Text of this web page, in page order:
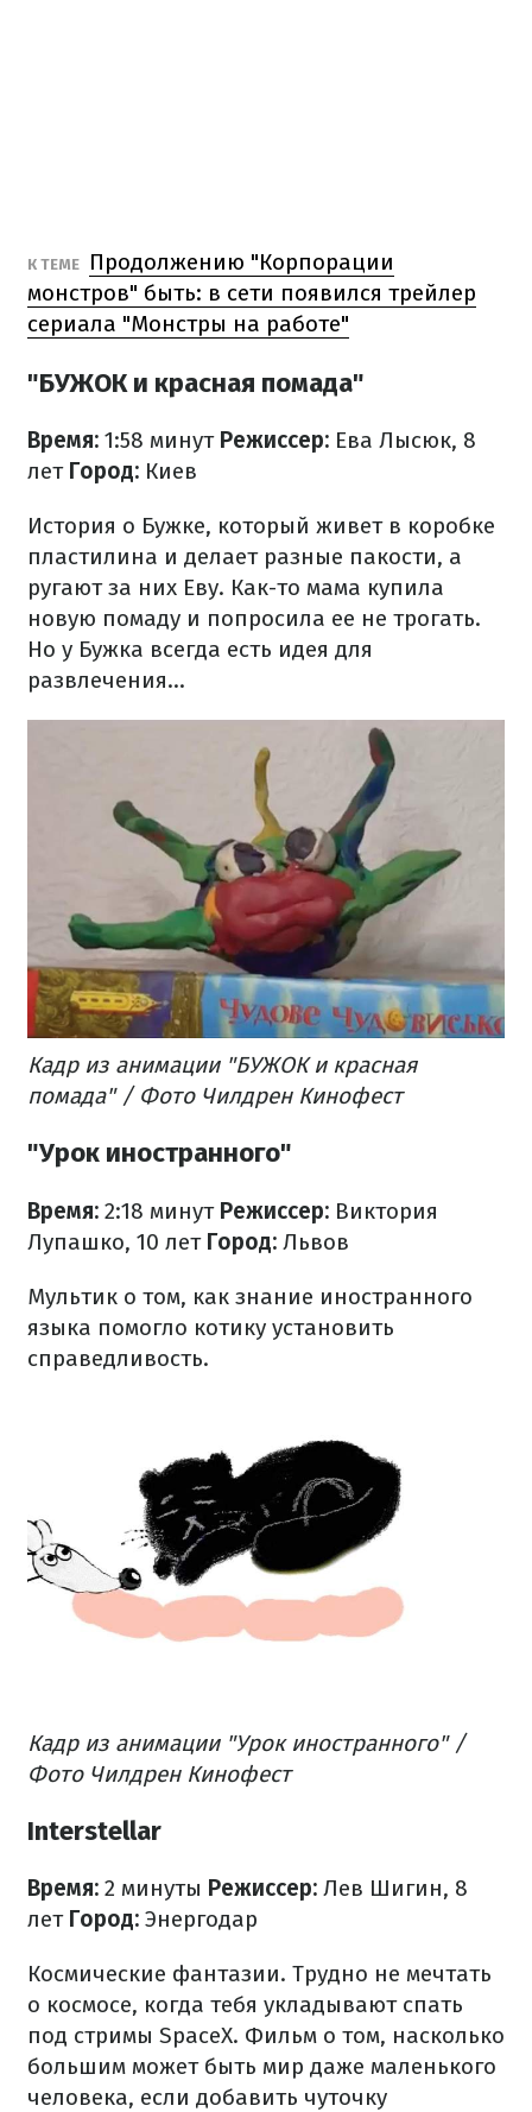
К ТЕМЕ
Продолжению "Корпорации
монстров" быть: в сети появился трейлер
сериала "Монстры на работе"
"БУЖОК и красная помада"
Время: 1:58 минут Режиссер: Ева Лысюк, 8
лет Город: Киев
История о Бужке, который живет в коробке
пластилина и делает разные пакости, а
ругают за них Еву. Как-то мама купила
новую помаду и попросила ее не трогать.
Но у Бужка всегда есть идея для
развлечения…
Кадр из анимации "БУЖОК и красная
помада" / Фото Чилдрен Кинофест
"Урок иностранного"
Время: 2:18 минут Режиссер: Виктория
Лупашко, 10 лет Город: Львов
Мультик о том, как знание иностранного
языка помогло котику установить
справедливость.
Кадр из анимации "Урок иностранного" /
Фото Чилдрен Кинофест
Interstellar
Время: 2 минуты Режиссер: Лев Шигин, 8
лет Город: Энергодар
Космические фантазии. Трудно не мечтать
о космосе, когда тебя укладывают спать
под стримы SpaceX. Фильм о том, насколько
большим может быть мир даже маленького
человека, если добавить чуточку